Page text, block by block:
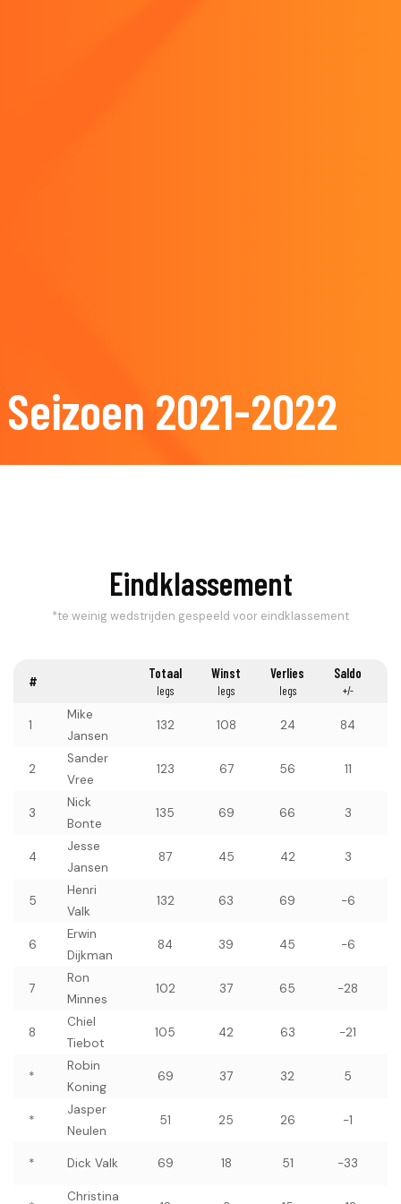
Seizoen 2021-2022
Eindklassement
*te weinig wedstrijden gespeeld voor eindklassement
# Totaal
legs
Winst
legs
Verlies
legs
Saldo
+/-
1
Mike
Jansen
132 108 24 84
2
Sander
Vree
123 67 56 11
3
Nick
Bonte
135 69 66 3
4
Jesse
Jansen
87 45 42 3
5
Henri
Valk
132 63 69 -6
6
Erwin
Dijkman
84 39 45 -6
7
Ron
Minnes
102 37 65 -28
8
Chiel
Tiebot
105 42 63 -21
*
Robin
Koning
69 37 32 5
*
Jasper
Neulen
51 25 26 -1
* Dick Valk 69 18 51 -33
Christina